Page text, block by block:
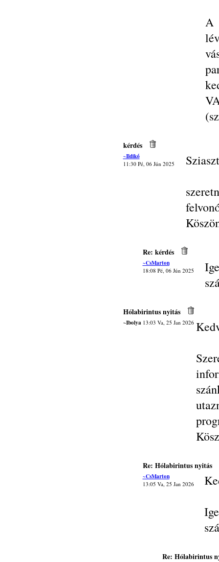
A
kérdés
~Ildikó
11:30 Pé, 06 Jún 2025
Re: kérdés
~CsMarton
18:08 Pé, 06 Jún 2025
Hólabirintus nyitás
~Ibolya13:03 Va, 25 Jan 2026
Re: Hólabirintus nyitás
~CsMarton
13:05 Va, 25 Jan 2026
Re: Hólabirintus